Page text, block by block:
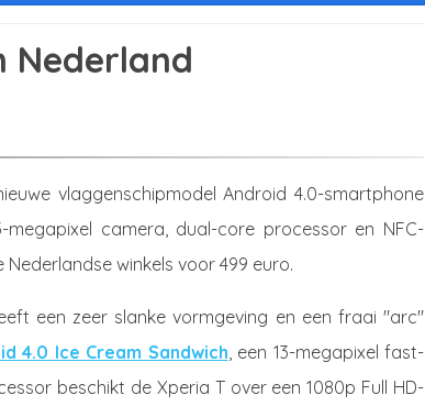
Nederland
vlaggenschipmodel Android 4.0-smartphone
megapixel camera, dual-core processor en NFC-
winkels voor 499 euro.
een zeer slanke vormgeving en een fraai "arc"
4.0 Ice Cream Sandwich , een 13-megapixel fast-
beschikt de Xperia T over een 1080p Full HD-